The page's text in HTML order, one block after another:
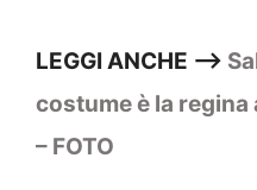
LEGGI ANCHE –>
costume è la
– FOTO